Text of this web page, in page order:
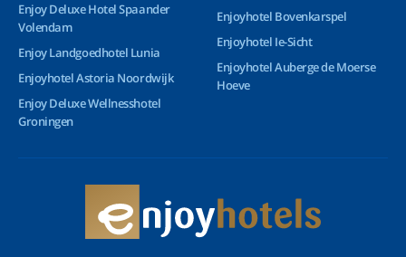
Enjoy Deluxe Hotel Spaander
Volendam
Enjoy Landgoedhotel Lunia
Enjoyhotel Astoria Noordwijk
Enjoy Deluxe Wellnesshotel
Groningen
Enjoyhotel Bovenkarspel
Enjoyhotel Ie-Sicht
Enjoyhotel Auberge de Moerse
Hoeve